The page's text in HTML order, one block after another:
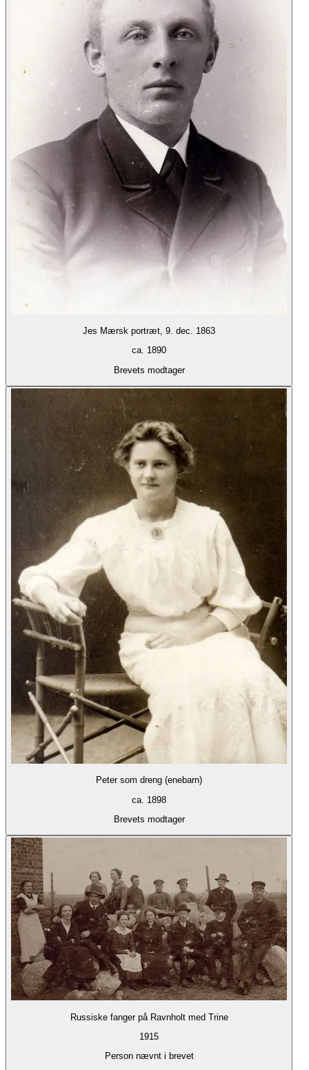
Jes Mærsk portræt, 9. dec. 1863
ca. 1890
Brevets modtager
Peter som dreng (enebarn)
ca. 1898
Brevets modtager
Russiske fanger på Ravnholt med Trine
1915
Person nævnt i brevet